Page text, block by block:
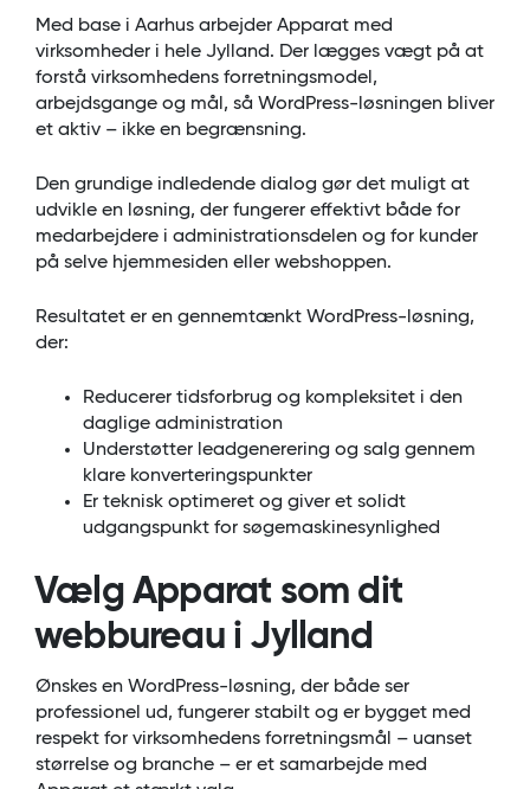
Med base i Aarhus arbejder Apparat med
virksomheder i hele Jylland. Der lægges vægt på at
forstå virksomhedens forretningsmodel,
arbejdsgange og mål, så WordPress-løsningen bliver
et aktiv – ikke en begrænsning.
Den grundige indledende dialog gør det muligt at
udvikle en løsning, der fungerer effektivt både for
medarbejdere i administrationsdelen og for kunder
på selve hjemmesiden eller webshoppen.
Resultatet er en gennemtænkt WordPress-løsning,
der:
Reducerer tidsforbrug og kompleksitet i den
daglige administration
Understøtter leadgenerering og salg gennem
klare konverteringspunkter
Er teknisk optimeret og giver et solidt
udgangspunkt for søgemaskinesynlighed
Vælg Apparat som dit
webbureau i Jylland
Ønskes en WordPress-løsning, der både ser
professionel ud, fungerer stabilt og er bygget med
respekt for virksomhedens forretningsmål – uanset
størrelse og branche – er et samarbejde med